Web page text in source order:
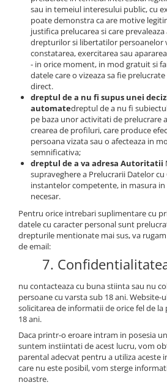
sau in temeiul interesului public, cu
poate demonstra ca are motive
justifica prelucarea si care
drepturilor si libertatilor persoanelor
constatarea, exercitarea sau
- in orice moment, in mod gratuit si
datele care o vizeaza sa fie
direct.
dreptul de a nu fi supus unei
automatedreptul de a nu fi
pe baza unor activitati de prelucrare
crearea de profiluri, care produce
persoana vizata sau o afecteaza in
semnificativa;
dreptul de a va adresa Autoritatii
supraveghere a Prelucrarii Datelor cu
instantelor competente, in masura
necesar.
Pentru orice intrebari suplimentare cu
datele cu caracter personal sunt
drepturile mentionate mai sus, va
de email:
7.
nu contacteaza cu buna stiinta sau nu
persoane cu varsta sub 18 ani. Website-
solicitarea de informatii de orice fel de la
18 ani.
Daca printr-o eroare intram in posesia
suntem instiintati de acest lucru, vom
parental adecvat pentru a utiliza aceste
care nu este posibil, vom sterge
noastre.